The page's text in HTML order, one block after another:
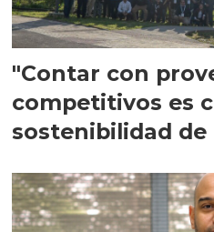
"Contar con
competitivos es
sostenibilidad de